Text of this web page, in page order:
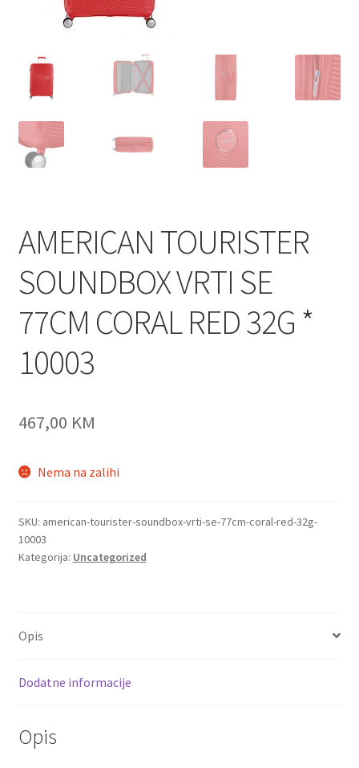
Zaštita privatnosti podataka
AMERICAN TOURISTER
SOUNDBOX VRTI SE
77CM CORAL RED 32G *
10003
467,00 KM
Nema na zalihi
SKU: american-tourister-soundbox-vrti-se-77cm-coral-red-32g-
10003
Kategorija: Uncategorized
Opis
Dodatne informacije
Opis